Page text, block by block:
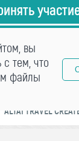
ПРОГРАММА
НОВОСТИ
ALTAI TRAVEL
вы
тем, что
файлы